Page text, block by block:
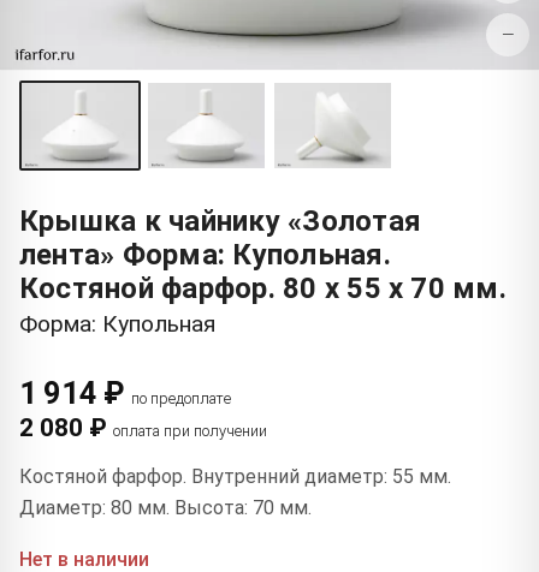
−
Крышка к чайнику «Золотая
лента» Форма: Купольная.
Костяной фарфор. 80 x 55 x 70 мм.
Форма: Купольная
1 914 ₽ по предоплате
2 080 ₽ оплата при получении
Костяной фарфор. Внутренний диаметр: 55 мм.
Диаметр: 80 мм. Высота: 70 мм.
Нет в наличии